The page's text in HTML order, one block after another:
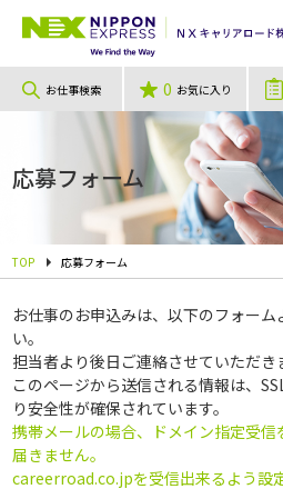
お仕事検索 0 お気に入り
応募フォーム
TOP 応募フォーム
お仕事のお申込みは、以下のフォーム
い。
担当者より後日ご連絡させていただき
このページから送信される情報は、
り安全性が確保されています。
携帯メールの場合、ドメイン指定受信
届きません。
careerroad.co.jpを受信出来るよう設